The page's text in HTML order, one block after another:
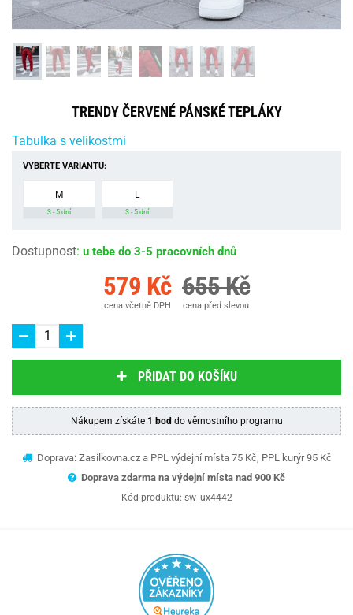
TRENDY ČERVENÉ PÁNSKÉ TEPLÁKY
Tabulka s velikostmi
VYBERTE VARIANTU:
M
3 - 5 dní
L
3 - 5 dní
Dostupnost: u tebe do 3-5 pracovních dnů
579 Kč
cena včetně DPH
655 Kč
cena před slevou
PŘIDAT DO KOŠÍKU
Nákupem získáte 1 bod do věrnostního programu
Doprava: Zasilkovna.cz a PPL výdejní místa 75 Kč, PPL kurýr 95 Kč
Doprava zdarma na výdejní místa nad 900 Kč
Kód produktu: sw_ux4442